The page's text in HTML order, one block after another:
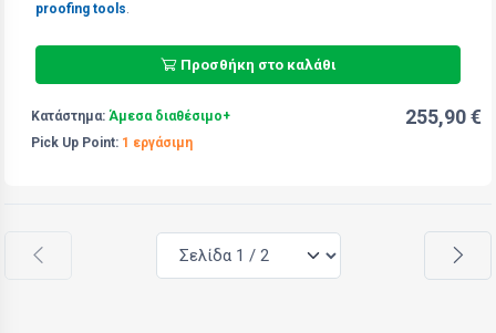
proofing tools.
Προσθήκη στο καλάθι
Κατάστημα: Άμεσα διαθέσιμο+
Pick Up Point: 1 εργάσιμη
255,90 €